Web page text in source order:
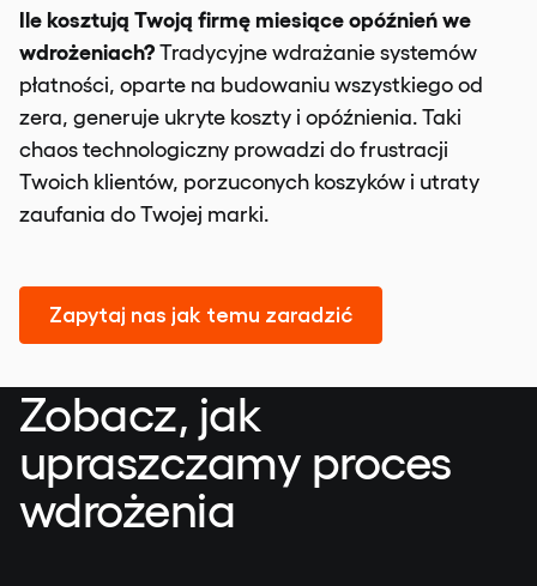
Ile kosztują Twoją firmę miesiące opóźnień we
wdrożeniach?Tradycyjne wdrażanie systemów
płatności, oparte na budowaniu wszystkiego od
zera, generuje ukryte koszty i opóźnienia. Taki
chaos technologiczny prowadzi do frustracji
Twoich klientów, porzuconych koszyków i utraty
zaufania do Twojej marki.
Zapytaj nas jak temu zaradzić
Zobacz, jak
upraszczamy proces
wdrożenia